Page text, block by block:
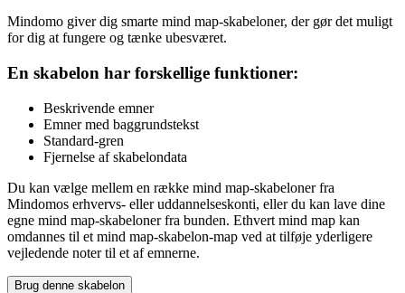
Mindomo giver dig smarte mind map-skabeloner, der gør det muligt
for dig at fungere og tænke ubesværet.
En skabelon har forskellige funktioner:
Beskrivende emner
Emner med baggrundstekst
Standard-gren
Fjernelse af skabelondata
Du kan vælge mellem en række mind map-skabeloner fra
Mindomos erhvervs- eller uddannelseskonti, eller du kan lave dine
egne mind map-skabeloner fra bunden. Ethvert mind map kan
omdannes til et mind map-skabelon-map ved at tilføje yderligere
vejledende noter til et af emnerne.
Brug denne skabelon